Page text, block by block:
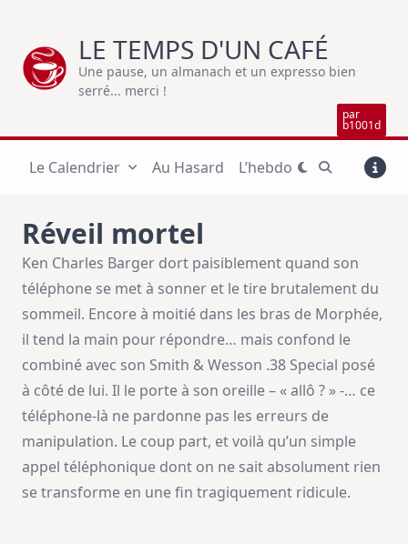
content
LE TEMPS D'UN CAFÉ
Une pause, un almanach et un expresso bien
serré... merci !
par
b1001d
Le Calendrier Au Hasard L’hebdo
Réveil mortel
Ken Charles Barger dort paisiblement quand son
téléphone se met à sonner et le tire brutalement du
sommeil. Encore à moitié dans les bras de Morphée,
il tend la main pour répondre… mais confond le
combiné avec son Smith & Wesson .38 Special posé
à côté de lui. Il le porte à son oreille – « allô ? » -… ce
téléphone-là ne pardonne pas les erreurs de
manipulation. Le coup part, et voilà qu’un simple
appel téléphonique dont on ne sait absolument rien
se transforme en une fin tragiquement ridicule.